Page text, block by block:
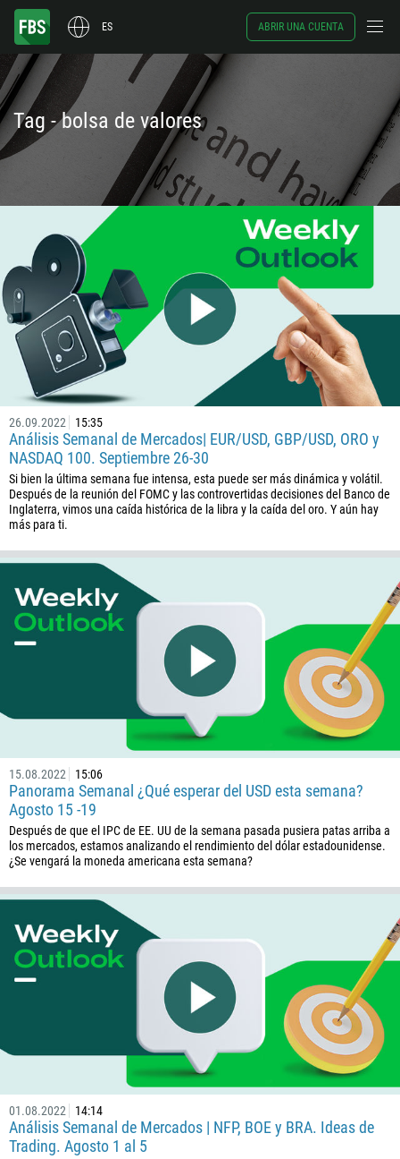
ES ABRIR UNA CUENTA
Tag - bolsa de valores
26.09.2022 15:35
Análisis Semanal de Mercados| EUR/USD, GBP/USD, ORO y
NASDAQ 100. Septiembre 26-30
Si bien la última semana fue intensa, esta puede ser más dinámica y volátil.
Después de la reunión del FOMC y las controvertidas decisiones del Banco de
Inglaterra, vimos una caída histórica de la libra y la caída del oro. Y aún hay
más para ti.
15.08.2022 15:06
Panorama Semanal ¿Qué esperar del USD esta semana?
Agosto 15 -19
Después de que el IPC de EE. UU de la semana pasada pusiera patas arriba a
los mercados, estamos analizando el rendimiento del dólar estadounidense.
¿Se vengará la moneda americana esta semana?
01.08.2022 14:14
Análisis Semanal de Mercados | NFP, BOE y BRA. Ideas de
Trading. Agosto 1 al 5